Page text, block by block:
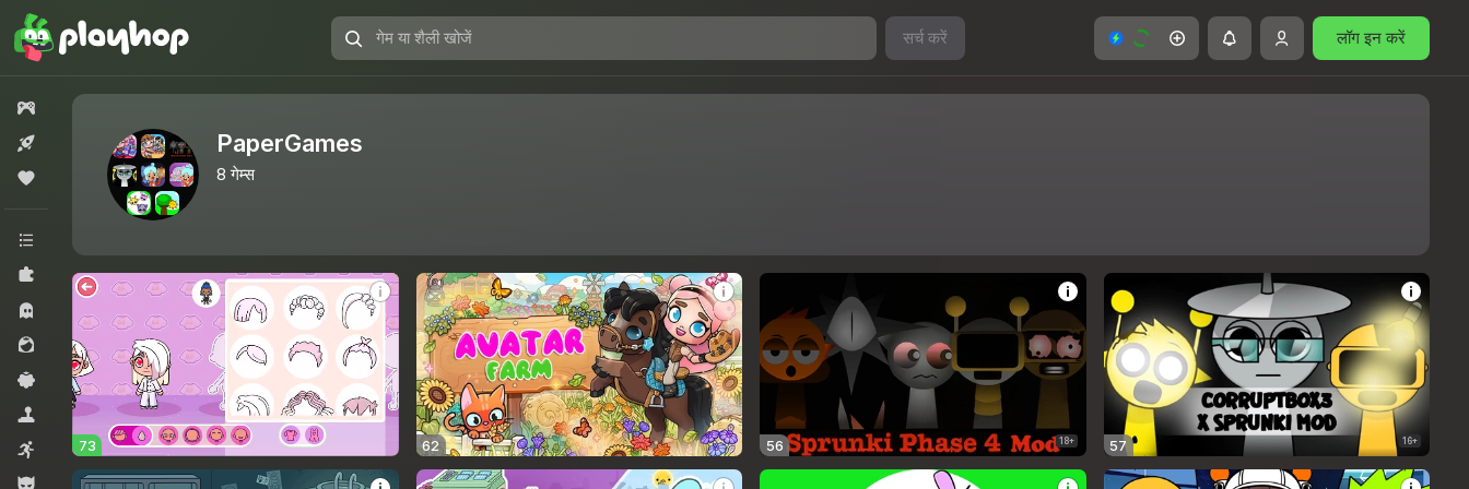
गेम
शैली
सर्च करें लॉग इन करें
सभी गेम्स
पज़ल्स
लड़कियों के लिए
कैज़ुअल
सिमूलेटर्स
आर्केड
लड़कों के लिए
PaperGames
8 गेम्स
73 62 56 18+ 57 16+